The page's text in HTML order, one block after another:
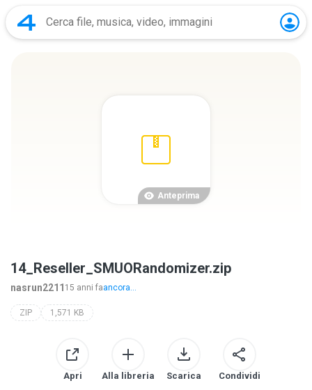
Anteprima
14_Reseller_SMUORandomizer.zip
nasrun2211 15 anni faancora...
ZIP 1,571 KB
Apri Alla libreria Scarica Condividi